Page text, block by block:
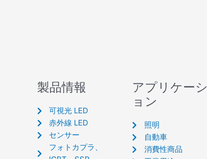
製品情報
可視光 LED
赤外線 LED
センサー
フォトカプラ、
アプリケーシ
ョン
照明
自動車
消費性商品